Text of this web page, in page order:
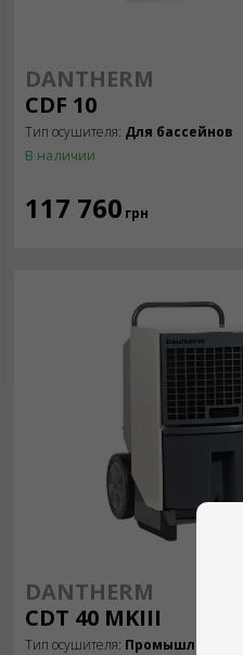
DANTHERM
CDF 10
Тип осушителя: Для бассейнов
В наличии
117 760 грн
DANTHERM
CDT 40 MKIII
Тип осушителя: Промышленный